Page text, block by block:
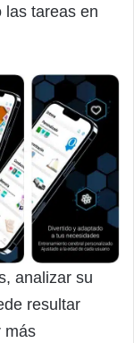
las tareas en
analizar su
resultar
más